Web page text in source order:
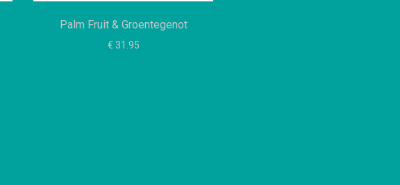
Palm Fruit & Groentegenot
€ 31.95